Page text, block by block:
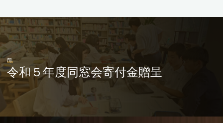
前
令和５年度同窓会寄付金贈呈